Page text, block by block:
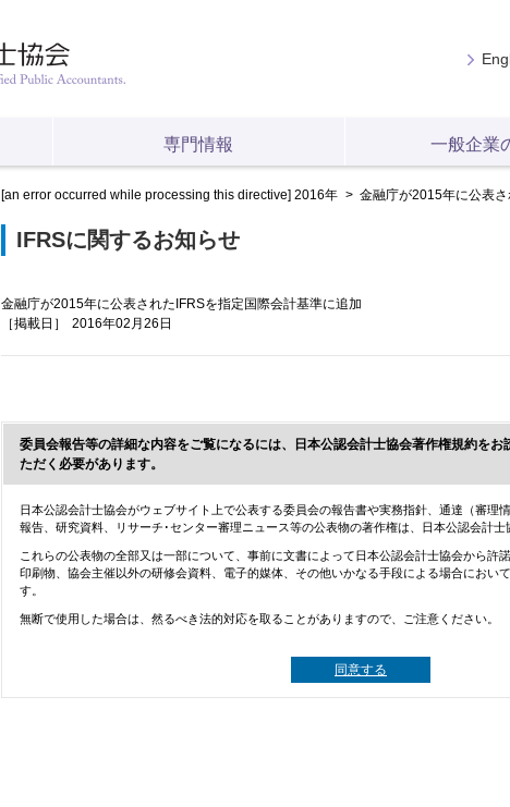
専門情報 一般企業
[an error occurred while processing this directive] 2016年 > 金融庁が2015年に公表
IFRSに関するお知らせ
金融庁が2015年に公表されたIFRSを指定国際会計基準に追加
［掲載日］
2016年02月26日
委員会報告等の詳細な内容をご覧になるには、日本公認会計士協会著作権規約を
ただく必要があります。
日本公認会計士協会がウェブサイト上で公表する委員会の報告書や実務指針、通達（審理
報告、研究資料、リサーチ･センター審理ニュース等の公表物の著作権は、日本公認会計士
これらの公表物の全部又は一部について、事前に文書によって日本公認会計士協会から許
印刷物、協会主催以外の研修会資料、電子的媒体、その他いかなる手段による場合におい
す。
無断で使用した場合は、然るべき法的対応を取ることがありますので、ご注意ください。
同意する